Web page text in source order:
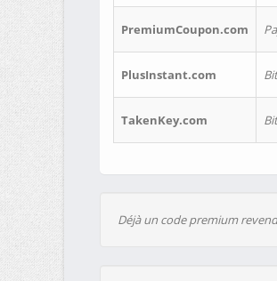
PremiumCoupon.com
PlusInstant.com
TakenKey.com
Déjà un code premium